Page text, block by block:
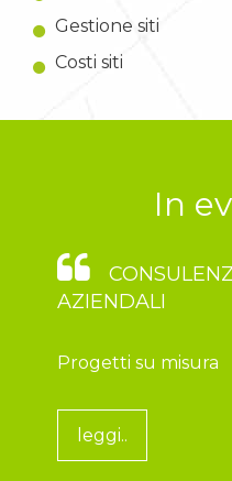
Gestione siti
Costi siti
In
AZIENDALI
Progetti su misura
leggi..